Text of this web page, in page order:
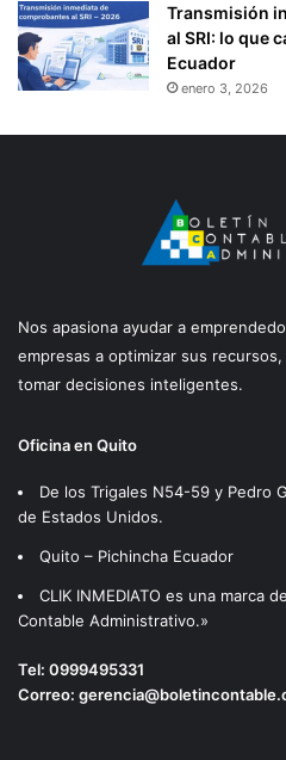
Transmisión
al SRI: lo que
Ecuador
enero 3, 2026
Nos apasiona ayudar a
empresas a optimizar sus
tomar decisiones inteligentes.
Oficina en Quito
De los Trigales N54-59 y Pedro
de Estados Unidos.
Quito – Pichincha Ecuador
CLIK INMEDIATO es una marca
Contable Administrativo.»
Tel: 0999495331
Correo: